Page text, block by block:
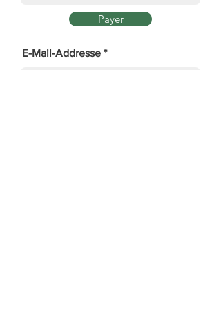
Payer
E-Mail-Addresse